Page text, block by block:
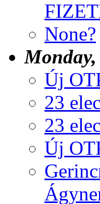
None?
Új
23
23
Új